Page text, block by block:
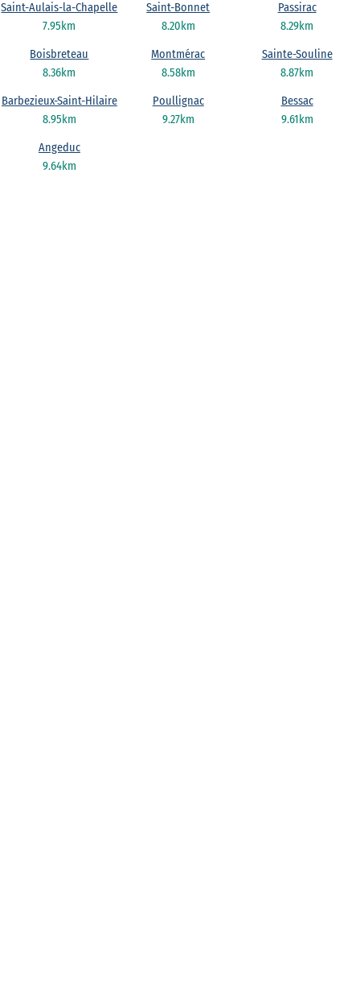
7.95km
Saint-Aulais-la-Chapelle
8.20km
Saint-Bonnet
8.29km
Passirac
8.36km
Boisbreteau
8.58km
Montmérac
8.87km
Sainte-Souline
8.95km
Barbezieux-Saint-Hilaire
9.27km
Poullignac
9.61km
Bessac
9.64km
Angeduc